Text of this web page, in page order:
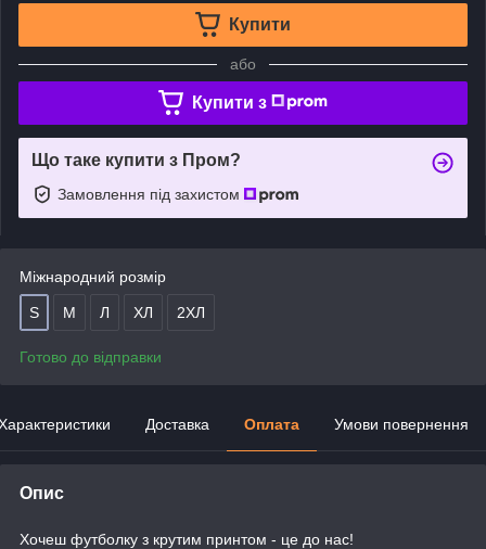
Купити
або
Купити з
Що таке купити з Пром?
Замовлення під захистом
Міжнародний розмір
S М Л ХЛ 2ХЛ
Готово до відправки
Доставка Оплата Умови повернення
Опис
Хочеш футболку з крутим принтом - це до нас!